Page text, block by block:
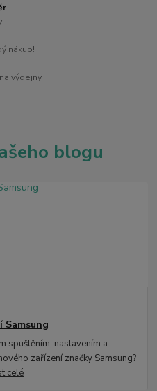
nákup!
výdejny
blogu
Samsung
spuštěním, nastavením a
zařízení značky Samsung?
celé